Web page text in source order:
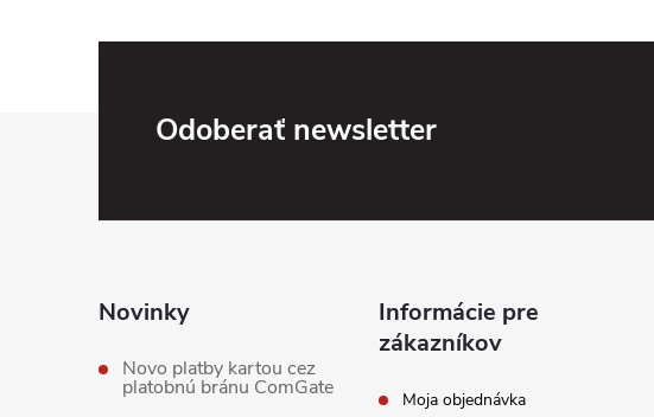
Odoberať newsletter
Novinky
Novo platby kartou cez
platobnú bránu ComGate
Informácie pre
zákazníkov
Moja objednávka